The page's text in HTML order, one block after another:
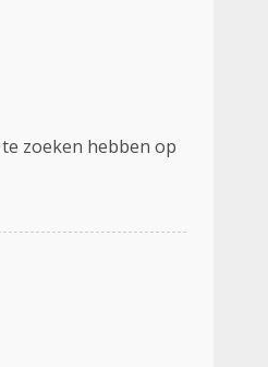
zoeken hebben op